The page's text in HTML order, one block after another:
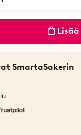
SmartaSakerin